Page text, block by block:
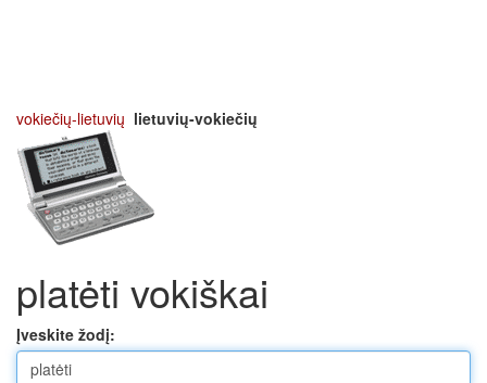
vokiečių-lietuvių lietuvių-vokiečių
platėti vokiškai
Įveskite žodį: